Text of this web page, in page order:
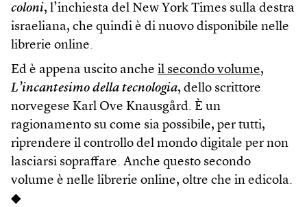
coloni, l’inchiesta del New York Times sulla destra
israeliana, che quindi è di nuovo disponibile nelle
librerie online.
Ed è appena uscito anche il secondo volume,
L’incantesimo della tecnologia, dello scrittore
norvegese Karl Ove Knausgård. È un
ragionamento su come sia possibile, per tutti,
riprendere il controllo del mondo digitale per non
lasciarsi sopraffare. Anche questo secondo
volume è nelle librerie online, oltre che in edicola.
◆